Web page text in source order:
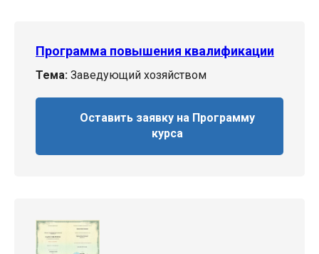
Программа повышения квалификации
Тема: Заведующий хозяйством
Оставить заявку на Программу
курса